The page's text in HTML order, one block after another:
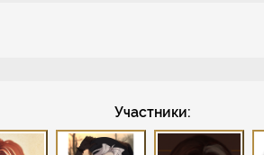
Участники: